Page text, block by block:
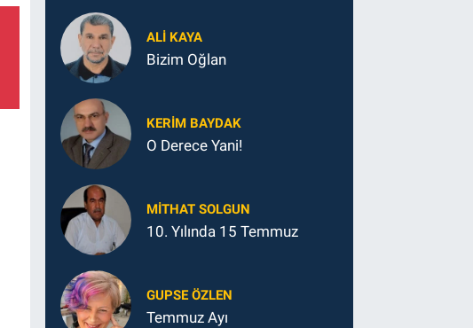
ALI KAYA
Bizim Oğlan
KERIM BAYDAK
O Derece Yani!
MITHAT SOLGUN
10. Yılında 15 Temmuz
GUPSE ÖZLEN
Temmuz Ayı